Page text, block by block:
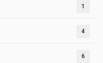
1
4
6